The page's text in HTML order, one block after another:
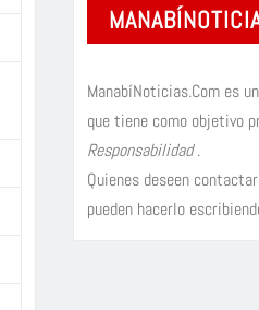
ManabíNoticias.Com es
que tiene como objetivo
Responsabilidad.
Quienes deseen
pueden hacerlo